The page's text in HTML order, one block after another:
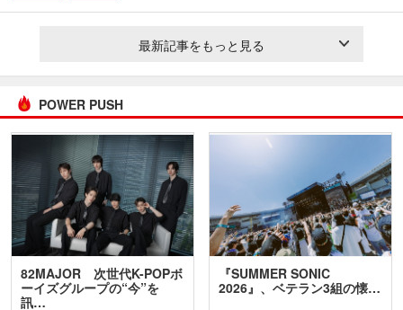
最新記事をもっと見る
POWER PUSH
82MAJOR 次世代K-POPボ
ーイズグループの“今”を
訊…
『SUMMER SONIC
2026』、ベテラン3組の懐…